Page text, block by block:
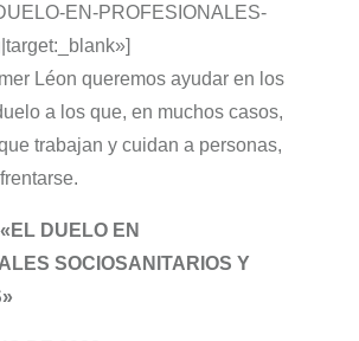
EN-PROFESIONALES-
Léon queremos ayudar en los
a los que, en muchos casos,
trabajan y cuidan a personas,
DUELO EN
SOCIOSANITARIOS Y